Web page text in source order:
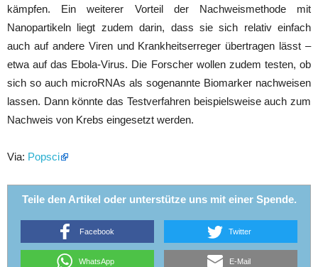
kämpfen. Ein weiterer Vorteil der Nachweismethode mit
Nanopartikeln liegt zudem darin, dass sie sich relativ einfach
auch auf andere Viren und Krankheitserreger übertragen lässt –
etwa auf das Ebola-Virus. Die Forscher wollen zudem testen, ob
sich so auch microRNAs als sogenannte Biomarker nachweisen
lassen. Dann könnte das Testverfahren beispielsweise auch zum
Nachweis von Krebs eingesetzt werden.
Via: Popsci
Teile den Artikel oder unterstütze uns mit einer Spende.
Facebook Twitter
WhatsApp E-Mail